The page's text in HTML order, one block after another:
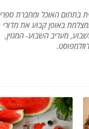
בתחום האוכל ומחברת ספרי
באופן קבוע את מדורי
מעריב השבוע- המגזין,